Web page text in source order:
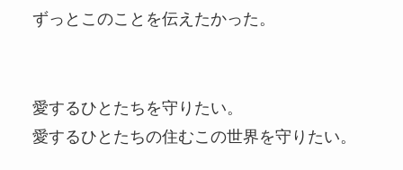
ずっとこのことを伝えたかった。
愛するひとたちを守りたい。
愛するひとたちの住むこの世界を守りたい。